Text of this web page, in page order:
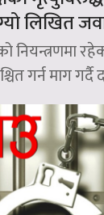
लिखित
नियन्त्रणमा
गर्न माग